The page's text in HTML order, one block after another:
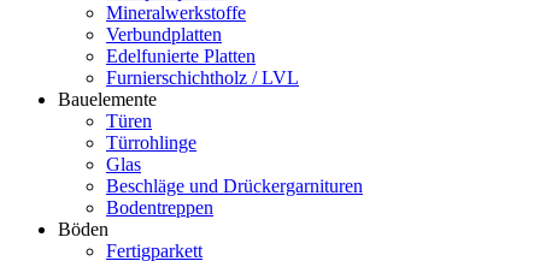
Mineralwerkstoffe
Verbundplatten
Edelfunierte Platten
Furnierschichtholz / LVL
Bauelemente
Türen
Türrohlinge
Glas
Beschläge und Drückergarnituren
Bodentreppen
Böden
Fertigparkett